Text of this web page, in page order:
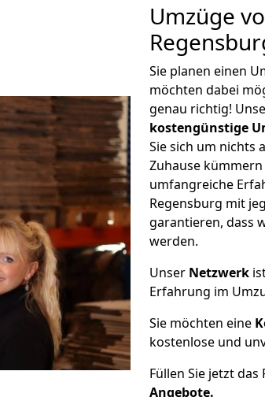
Umzüge
Sie planen einen
möchten dabei
genau richtig!
kostengünstige
Sie sich um nichts
Zuhause
umfangreiche
Regensburg mit
garantieren, dass
werden.
Unser Netzwerk
Erfahrung im
Sie möchten eine
kostenlose und
Füllen Sie jetzt
Angebote.